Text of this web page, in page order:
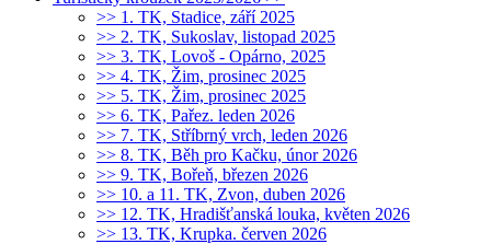
>> 1. TK, Stadice, září 2025
>> 2. TK, Sukoslav, listopad 2025
>> 3. TK, Lovoš - Opárno, 2025
>> 4. TK, Žim, prosinec 2025
>> 5. TK, Žim, prosinec 2025
>> 6. TK, Pařez. leden 2026
>> 7. TK, Stříbrný vrch, leden 2026
>> 8. TK, Běh pro Kačku, únor 2026
>> 9. TK, Bořeň, březen 2026
>> 10. a 11. TK, Zvon, duben 2026
>> 12. TK, Hradišťanská louka, květen 2026
>> 13. TK, Krupka. červen 2026